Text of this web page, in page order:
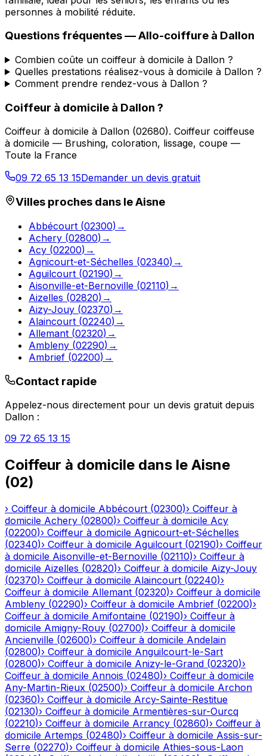
personnes à mobilité réduite.
Questions fréquentes —Allo-coiffure à Dallon
Combien coûte un coiffeur à domicile à Dallon ?
Quelles prestations réalisez-vous à domicile à Dallon ?
Comment prendre rendez-vous à Dallon ?
Coiffeur à domicile à Dallon ?
Coiffeur à domicile à Dallon (02680). Coiffeur coiffeuse
à domicile — Brushing, coloration, lissage, coupe —
Toute la France
09 72 65 13 15Demander un devis gratuit
Villes proches dans leAisne
Abbécourt (02300) →
Achery (02800) →
Acy (02200) →
Agnicourt-et-Séchelles (02340) →
Aguilcourt (02190) →
Aisonville-et-Bernoville (02110) →
Aizelles (02820) →
Aizy-Jouy (02370) →
Alaincourt (02240) →
Allemant (02320) →
Ambleny (02290) →
Ambrief (02200) →
Contact rapide
Appelez-nous directement pour un devis gratuit depuis
Dallon :
09 72 65 13 15
Coiffeur à domicile dans le Aisne
(02)
› Coiffeur à domicile Abbécourt (02300)› Coiffeur à
domicile Achery (02800)› Coiffeur à domicile Acy
(02200)› Coiffeur à domicile Agnicourt-et-Séchelles
(02340)› Coiffeur à domicile Aguilcourt (02190)› Coiffeur
à domicile Aisonville-et-Bernoville (02110)› Coiffeur à
domicile Aizelles (02820)› Coiffeur à domicile Aizy-Jouy
(02370)› Coiffeur à domicile Alaincourt (02240)›
Coiffeur à domicile Allemant (02320)› Coiffeur à domicile
Ambleny (02290)› Coiffeur à domicile Ambrief (02200)›
Coiffeur à domicile Amifontaine (02190)› Coiffeur à
domicile Amigny-Rouy (02700)› Coiffeur à domicile
Ancienville (02600)› Coiffeur à domicile Andelain
(02800)› Coiffeur à domicile Anguilcourt-le-Sart
(02800)› Coiffeur à domicile Anizy-le-Grand (02320)›
Coiffeur à domicile Annois (02480)› Coiffeur à domicile
Any-Martin-Rieux (02500)› Coiffeur à domicile Archon
(02360)› Coiffeur à domicile Arcy-Sainte-Restitue
(02130)› Coiffeur à domicile Armentières-sur-Ourcq
(02210)› Coiffeur à domicile Arrancy (02860)› Coiffeur à
domicile Artemps (02480)› Coiffeur à domicile Assis-sur-
Serre (02270)› Coiffeur à domicile Athies-sous-Laon